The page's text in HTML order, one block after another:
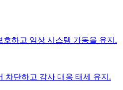
호하고 임상 시스템 가동을 유지.
차단하고 감사 대응 태세 유지.